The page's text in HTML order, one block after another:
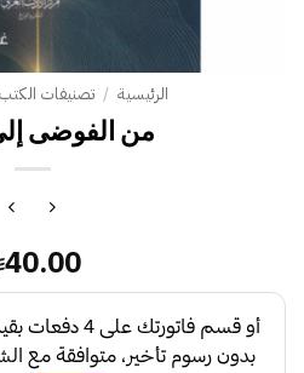
الرئيسية / تصنيفات الكتب
من الفوضى إلى
40.00